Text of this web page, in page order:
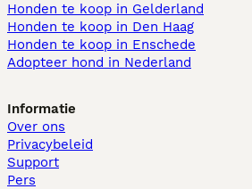
Honden te koop in Gelderland
Honden te koop in Den Haag
Honden te koop in Enschede
Adopteer hond in Nederland
Informatie
Over ons
Privacybeleid
Support
Pers